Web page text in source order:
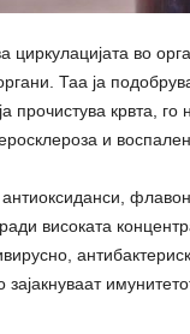
циркулацијата во
Таа ја
прочистува крвта,
и
антиоксиданси,
високата
зајакнуваат